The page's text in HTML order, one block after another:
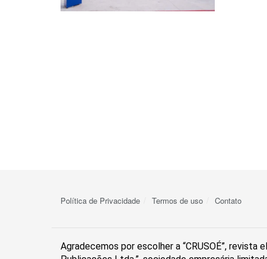
Política de Privacidade Termos de uso Contato
Agradecemos por escolher a “CRUSOÉ”,